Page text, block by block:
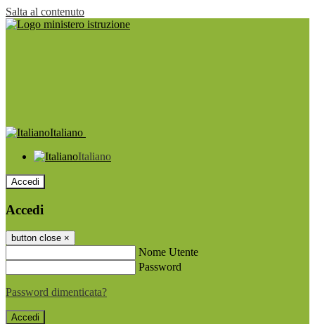
Salta al contenuto
Italiano
Italiano
Accedi
Accedi
button close ×
Nome Utente
Password
Password dimenticata?